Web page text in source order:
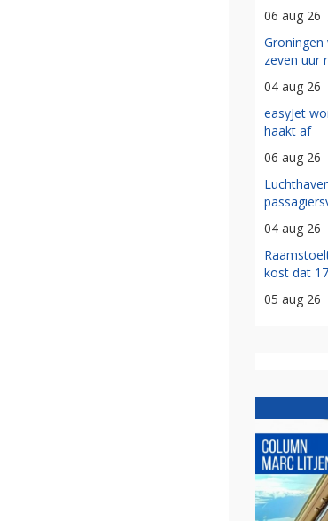
06 aug 26
zeven uur
04 aug 26
easyJet
haakt af
06 aug 26
04 aug 26
kost dat
05 aug 26